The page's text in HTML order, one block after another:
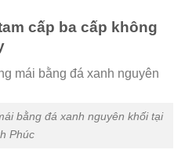
cấp ba cấp không
bằng đá xanh nguyên khối tại
Phúc